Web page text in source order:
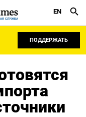
СЛУЖБА
EN
ПОДДЕРЖАТЬ